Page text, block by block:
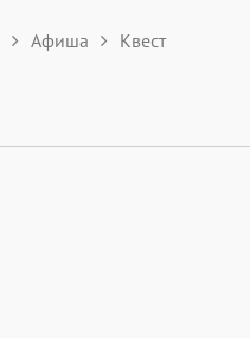
Афиша Квест